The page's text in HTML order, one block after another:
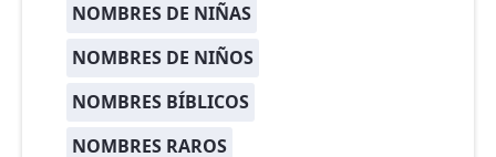
NOMBRES DE NIÑAS
NOMBRES DE NIÑOS
NOMBRES BÍBLICOS
NOMBRES RAROS